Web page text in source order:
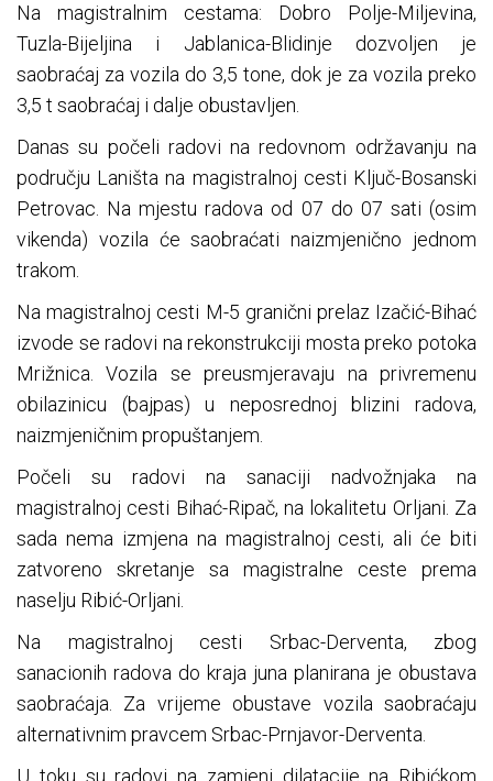
Na magistralnim cestama: Dobro Polje-Miljevina,
Tuzla-Bijeljina i Jablanica-Blidinje dozvoljen je
saobraćaj za vozila do 3,5 tone, dok je za vozila preko
3,5 t saobraćaj i dalje obustavljen.
Danas su počeli radovi na redovnom održavanju na
području Laništa na magistralnoj cesti Ključ-Bosanski
Petrovac. Na mjestu radova od 07 do 07 sati (osim
vikenda) vozila će saobraćati naizmjenično jednom
trakom.
Na magistralnoj cesti M-5 granični prelaz Izačić-Bihać
izvode se radovi na rekonstrukciji mosta preko potoka
Mrižnica. Vozila se preusmjeravaju na privremenu
obilazinicu (bajpas) u neposrednoj blizini radova,
naizmjeničnim propuštanjem.
Počeli su radovi na sanaciji nadvožnjaka na
magistralnoj cesti Bihać-Ripač, na lokalitetu Orljani. Za
sada nema izmjena na magistralnoj cesti, ali će biti
zatvoreno skretanje sa magistralne ceste prema
naselju Ribić-Orljani.
Na magistralnoj cesti Srbac-Derventa, zbog
sanacionih radova do kraja juna planirana je obustava
saobraćaja. Za vrijeme obustave vozila saobraćaju
alternativnim pravcem Srbac-Prnjavor-Derventa.
U toku su radovi na zamjeni dilatacije na Ribićkom